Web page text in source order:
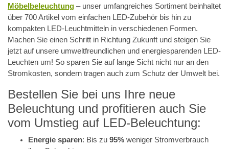
Möbelbeleuchtung – unser umfangreiches Sortiment beinhaltet
über 700 Artikel vom einfachen LED-Zubehör bis hin zu
kompakten LED-Leuchtmitteln in verschiedenen Formen.
Machen Sie einen Schritt in Richtung Zukunft und steigen Sie
jetzt auf unsere umweltfreundlichen und energiesparenden LED-
Leuchten um! So sparen Sie auf lange Sicht nicht nur an den
Stromkosten, sondern tragen auch zum Schutz der Umwelt bei.
Bestellen Sie bei uns Ihre neue
Beleuchtung und profitieren auch Sie
vom Umstieg auf LED-Beleuchtung:
Energie sparen: Bis zu 95% weniger Stromverbrauch